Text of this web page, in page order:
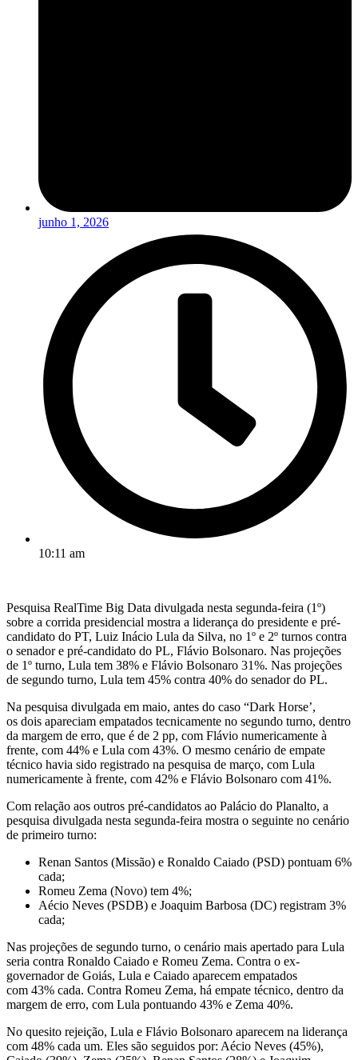
junho 1, 2026
10:11 am
Pesquisa RealTime Big Data divulgada nesta segunda-feira (1º)
sobre a corrida presidencial mostra a liderança do presidente e pré-
candidato do PT, Luiz Inácio Lula da Silva, no 1º e 2º turnos contra
o senador e pré-candidato do PL, Flávio Bolsonaro. Nas projeções
de 1º turno, Lula tem 38% e Flávio Bolsonaro 31%. Nas projeções
de segundo turno, Lula tem 45% contra 40% do senador do PL.
Na pesquisa divulgada em maio, antes do caso “Dark Horse’,
os dois apareciam empatados tecnicamente no segundo turno, dentro
da margem de erro, que é de 2 pp, com Flávio numericamente à
frente, com 44% e Lula com 43%. O mesmo cenário de empate
técnico havia sido registrado na pesquisa de março, com Lula
numericamente à frente, com 42% e Flávio Bolsonaro com 41%.
Com relação aos outros pré-candidatos ao Palácio do Planalto, a
pesquisa divulgada nesta segunda-feira mostra o seguinte no cenário
de primeiro turno:
Renan Santos (Missão) e Ronaldo Caiado (PSD) pontuam 6%
cada;
Romeu Zema (Novo) tem 4%;
Aécio Neves (PSDB) e Joaquim Barbosa (DC) registram 3%
cada;
Nas projeções de segundo turno, o cenário mais apertado para Lula
seria contra Ronaldo Caiado e Romeu Zema. Contra o ex-
governador de Goiás, Lula e Caiado aparecem empatados
com 43% cada. Contra Romeu Zema, há empate técnico, dentro da
margem de erro, com Lula pontuando 43% e Zema 40%.
No quesito rejeição, Lula e Flávio Bolsonaro aparecem na liderança
com 48% cada um. Eles são seguidos por: Aécio Neves (45%),